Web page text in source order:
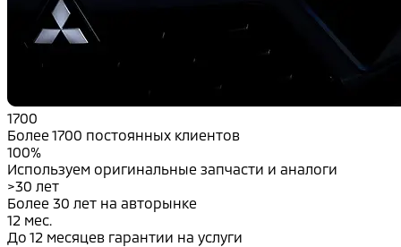
1700
Более 1700 постоянных клиентов
100%
Используем оригинальные запчасти и аналоги
>30 лет
Более 30 лет на авторынке
12 мес.
До 12 месяцев гарантии на услуги